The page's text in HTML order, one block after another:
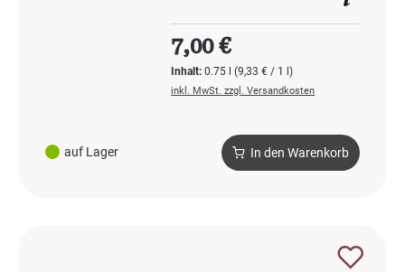
auf Lager
Inhalt:0.75 l(9,33 € / 1 l)
Regulärer Preis:
7,00 €
inkl. MwSt. zzgl. Versandkosten
In den Warenkorb